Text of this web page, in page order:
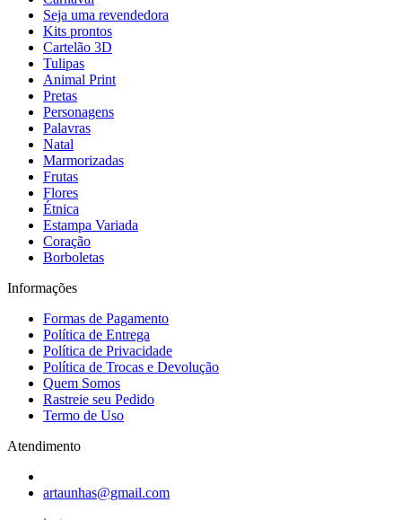
Seja uma revendedora
Kits prontos
Cartelão 3D
Tulipas
Animal Print
Pretas
Personagens
Palavras
Natal
Marmorizadas
Frutas
Flores
Étnica
Estampa Variada
Coração
Borboletas
Informações
Formas de Pagamento
Política de Entrega
Política de Privacidade
Política de Trocas e Devolução
Quem Somos
Rastreie seu Pedido
Termo de Uso
Atendimento
artaunhas@gmail.com